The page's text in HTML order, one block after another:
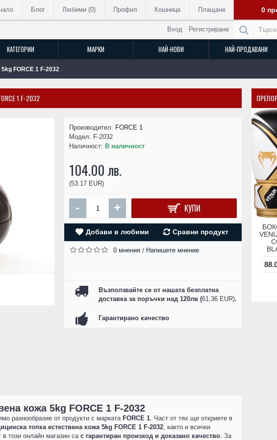
Блог Любими (0) Профил Кошница Плащане 0
Вход Регистриране
КАТЕГОРИИ МАРКИ НАЙ-НОВИ НАЙ-ПРОДАВАНИ
FORCE 1 F-2032
SZ FIGHTERS - БОКСОВИ
РЪКАВИЦИ ЕСТЕСТВЕНА
КОЖА - CAMO RED
1 F-2032
Производител: FORCE 1
Модел: F-2032
Наличност: В наличност
104.00 лв.
(53.17 EUR)
- + КУПИ
Добави в любими Сравни продукт
0 мнения / Напишете мнение
Възползвайте се от нашата безплатна
доставка за поръчки над 120лв (61,36 EUR).
Гарантирано качество
кожа 5kg FORCE 1 F-2032
разнообразие от продукти с марката FORCE 1. Част от тях ще откриете в
топка естествена кожа 5kg FORCE 1 F-2032, както и всички
в този онлайн магазин са с гарантиран произход и доказано качество. За